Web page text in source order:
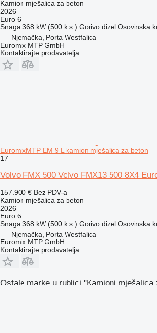
Kamion mješalica za beton
2026
Euro 6
Snaga 368 kW (500 k.s.) Gorivo dizel Osovinska
Njemačka, Porta Westfalica
Euromix MTP GmbH
Kontaktirajte prodavatelja
EuromixMTP EM 9 L kamion mješalica za beton
17
Volvo FMX 500 Volvo FMX13 500 8X4
157.900 € Bez PDV-a
Kamion mješalica za beton
2026
Euro 6
Snaga 368 kW (500 k.s.) Gorivo dizel Osovinska
Njemačka, Porta Westfalica
Euromix MTP GmbH
Kontaktirajte prodavatelja
Ostale marke u rublici "Kamioni mješalica